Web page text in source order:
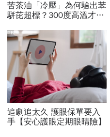
苦茶油「冷壓」為何驗出苯
駢芘超標？300度高溫才大
顏宗海籲這件事
追劇追太久 護眼保單要入
手【安心護眼定期眼睛險】
PR